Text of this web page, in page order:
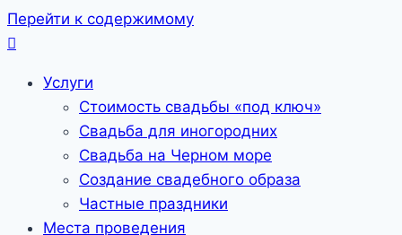
Перейти к содержимому
Услуги
Стоимость свадьбы «под ключ»
Свадьба для иногородних
Свадьба на Черном море
Создание свадебного образа
Частные праздники
Места проведения